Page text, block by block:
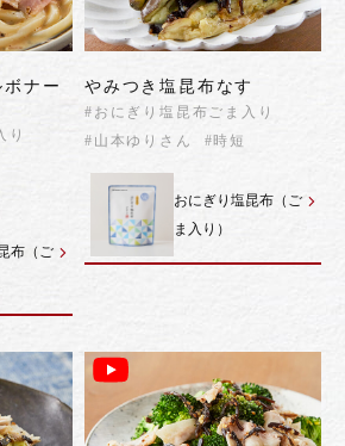
ナー
り
布（ご
やみつき塩昆布なす
#おにぎり塩昆布ごま入り
#山本ゆりさん
#時短
おにぎり塩昆布（ご
ま入り）